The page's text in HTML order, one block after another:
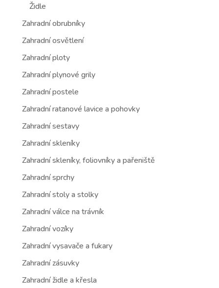
Židle
Zahradní obrubníky
Zahradní osvětlení
Zahradní ploty
Zahradní plynové grily
Zahradní postele
Zahradní ratanové lavice a pohovky
Zahradní sestavy
Zahradní skleníky
Zahradní skleníky, foliovníky a pařeniště
Zahradní sprchy
Zahradní stoly a stolky
Zahradní válce na trávník
Zahradní vozíky
Zahradní vysavače a fukary
Zahradní zásuvky
Zahradní židle a křesla